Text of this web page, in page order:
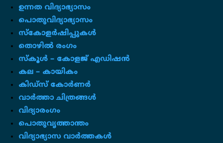
ഉന്നത വിദ്യാഭ്യാസം
പൊതുവിദ്യാഭ്യാസം
സ്കോളർഷിപ്പുകൾ
തൊഴിൽ രംഗം
സ്‌കൂൾ – കോളജ് എഡിഷൻ
കല – കായികം
കിഡ്സ് കോർണർ
വാർത്താ ചിത്രങ്ങൾ
വിദ്യാരംഗം
പൊതുവൃത്താന്തം
വിദ്യാഭ്യാസ വാർത്തകൾ